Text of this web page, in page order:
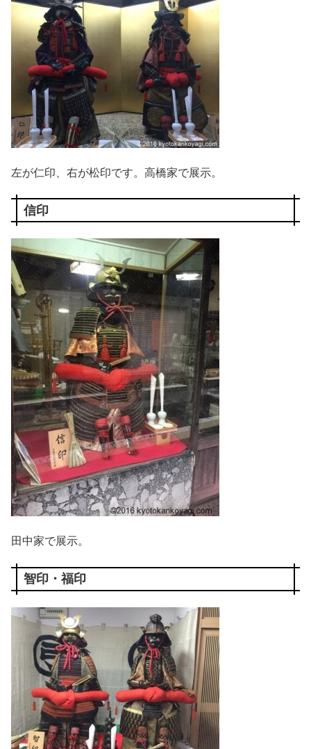
左が仁印、右が松印です。高橋家で展示。
信印
田中家で展示。
智印・福印